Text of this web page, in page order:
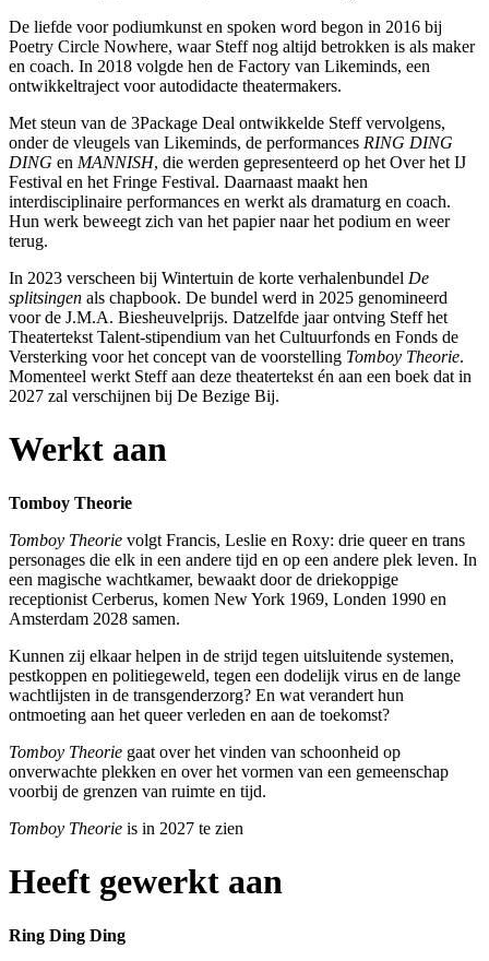
De liefde voor podiumkunst en spoken word begon in 2016 bij
Poetry Circle Nowhere, waar Steff nog altijd betrokken is als maker
en coach. In 2018 volgde hen de Factory van Likeminds, een
ontwikkeltraject voor autodidacte theatermakers.
Met steun van de 3Package Deal ontwikkelde Steff vervolgens,
onder de vleugels van Likeminds, de performances RING DING
DING en MANNISH, die werden gepresenteerd op het Over het IJ
Festival en het Fringe Festival. Daarnaast maakt hen
interdisciplinaire performances en werkt als dramaturg en coach.
Hun werk beweegt zich van het papier naar het podium en weer
terug.
In 2023 verscheen bij Wintertuin de korte verhalenbundel De
splitsingen als chapbook. De bundel werd in 2025 genomineerd
voor de J.M.A. Biesheuvelprijs. Datzelfde jaar ontving Steff het
Theatertekst Talent-stipendium van het Cultuurfonds en Fonds de
Versterking voor het concept van de voorstelling Tomboy Theorie.
Momenteel werkt Steff aan deze theatertekst én aan een boek dat in
2027 zal verschijnen bij De Bezige Bij.
Werkt aan
Tomboy Theorie
Tomboy Theorie volgt Francis, Leslie en Roxy: drie queer en trans
personages die elk in een andere tijd en op een andere plek leven. In
een magische wachtkamer, bewaakt door de driekoppige
receptionist Cerberus, komen New York 1969, Londen 1990 en
Amsterdam 2028 samen.
Kunnen zij elkaar helpen in de strijd tegen uitsluitende systemen,
pestkoppen en politiegeweld, tegen een dodelijk virus en de lange
wachtlijsten in de transgenderzorg? En wat verandert hun
ontmoeting aan het queer verleden en aan de toekomst?
Tomboy Theorie gaat over het vinden van schoonheid op
onverwachte plekken en over het vormen van een gemeenschap
voorbij de grenzen van ruimte en tijd.
Tomboy Theorie is in 2027 te zien
Heeft gewerkt aan
Ring Ding Ding